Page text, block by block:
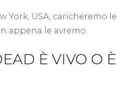
York, USA, caricheremo le
appena le avremo.
È VIVO O È